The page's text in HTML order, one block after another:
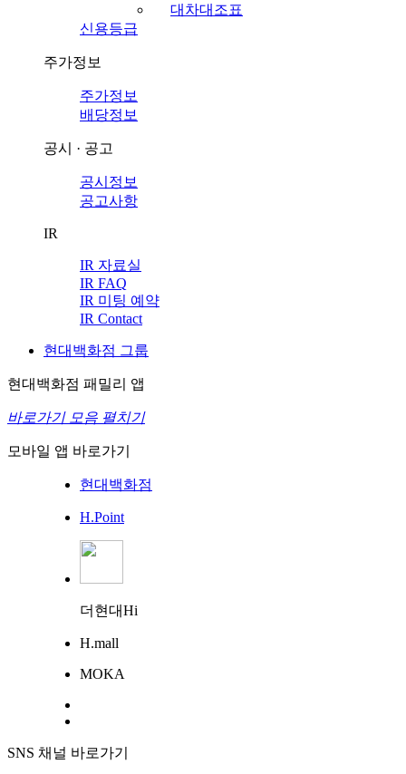
대차대조표
신용등급
주가정보
주가정보
배당정보
공시 · 공고
공시정보
공고사항
IR
IR 자료실
IR FAQ
IR 미팅 예약
IR Contact
현대백화점 그룹
현대백화점 패밀리 앱
바로가기 모음 펼치기
모바일 앱 바로가기
현대백화점
H.Point
더현대Hi
H.mall
MOKA
SNS 채널 바로가기